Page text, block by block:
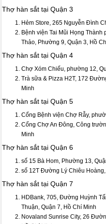
Thợ hàn sắt tại Quận 3
Hẻm Store, 265 Nguyễn Đình
Bệnh viện Tai Mũi Họng
Thảo, Phường 9, Quận 3, Hồ
Thợ hàn sắt tại Quận 4
Chợ Xóm Chiếu, phường 12,
Trà sữa & Pizza H2T, 172
Minh
Thợ hàn sắt tại Quận 5
Cổng Bệnh viện Chợ Rẫy,
Cổng Chợ An Đông, Công
Minh
Thợ hàn sắt tại Quận 6
số 15 Bà Hom, Phường 13,
số 12T Đường Lý Chiêu
Thợ hàn sắt tại Quận 7
HDBank, 705, Đường Huỳnh
Thuận, Quận 7, Hồ Chí Minh
Novaland Sunrise City, 26